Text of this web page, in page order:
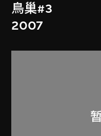
鳥巢#3
2007